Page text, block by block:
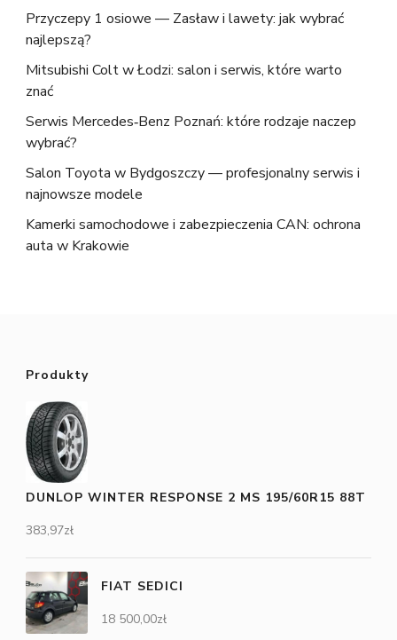
Przyczepy 1 osiowe — Zasław i lawety: jak wybrać
najlepszą?
Mitsubishi Colt w Łodzi: salon i serwis, które warto
znać
Serwis Mercedes‑Benz Poznań: które rodzaje naczep
wybrać?
Salon Toyota w Bydgoszczy — profesjonalny serwis i
najnowsze modele
Kamerki samochodowe i zabezpieczenia CAN: ochrona
auta w Krakowie
Produkty
DUNLOP WINTER RESPONSE 2 MS 195/60R15 88T
383,97zł
FIAT SEDICI
18 500,00zł